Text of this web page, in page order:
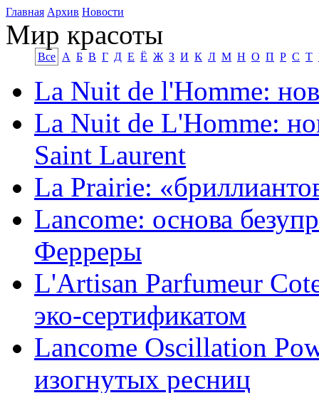
Главная Архив Новости
Мир красоты
Все А Б В Г Д Е Ё Ж З И К Л М Н О П Р С Т
La Nuit de l'Homme:
La Nuit de L'Homme:
Saint Laurent
La Prairie:
Lancome: основа
Ферреры
L'Artisan Parfumeur
эко-сертификатом
Lancоme Оscillation
изогнутых ресниц